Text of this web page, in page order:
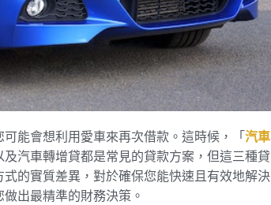
能會想利用愛車來再次借款。這時候，「 汽車
汽車轉增貸都是常見的貸款方案，但這三種貸
的實質差異，對於確保您能快速且有效地解決
出最精準的財務決策。